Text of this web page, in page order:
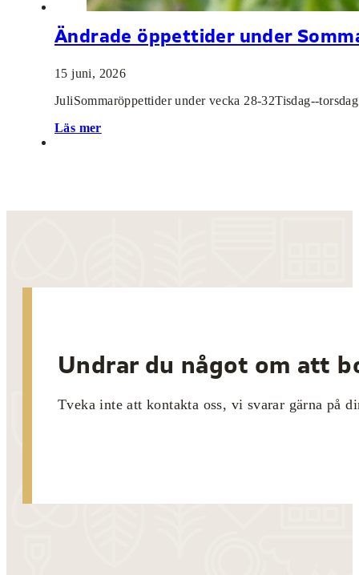
Ändrade öppettider under
15 juni, 2026
JuliSommaröppettider under vecka 28-32Tisdag--
Läs mer
Undrar du något om att
Tveka inte att kontakta oss, vi svarar gärna på